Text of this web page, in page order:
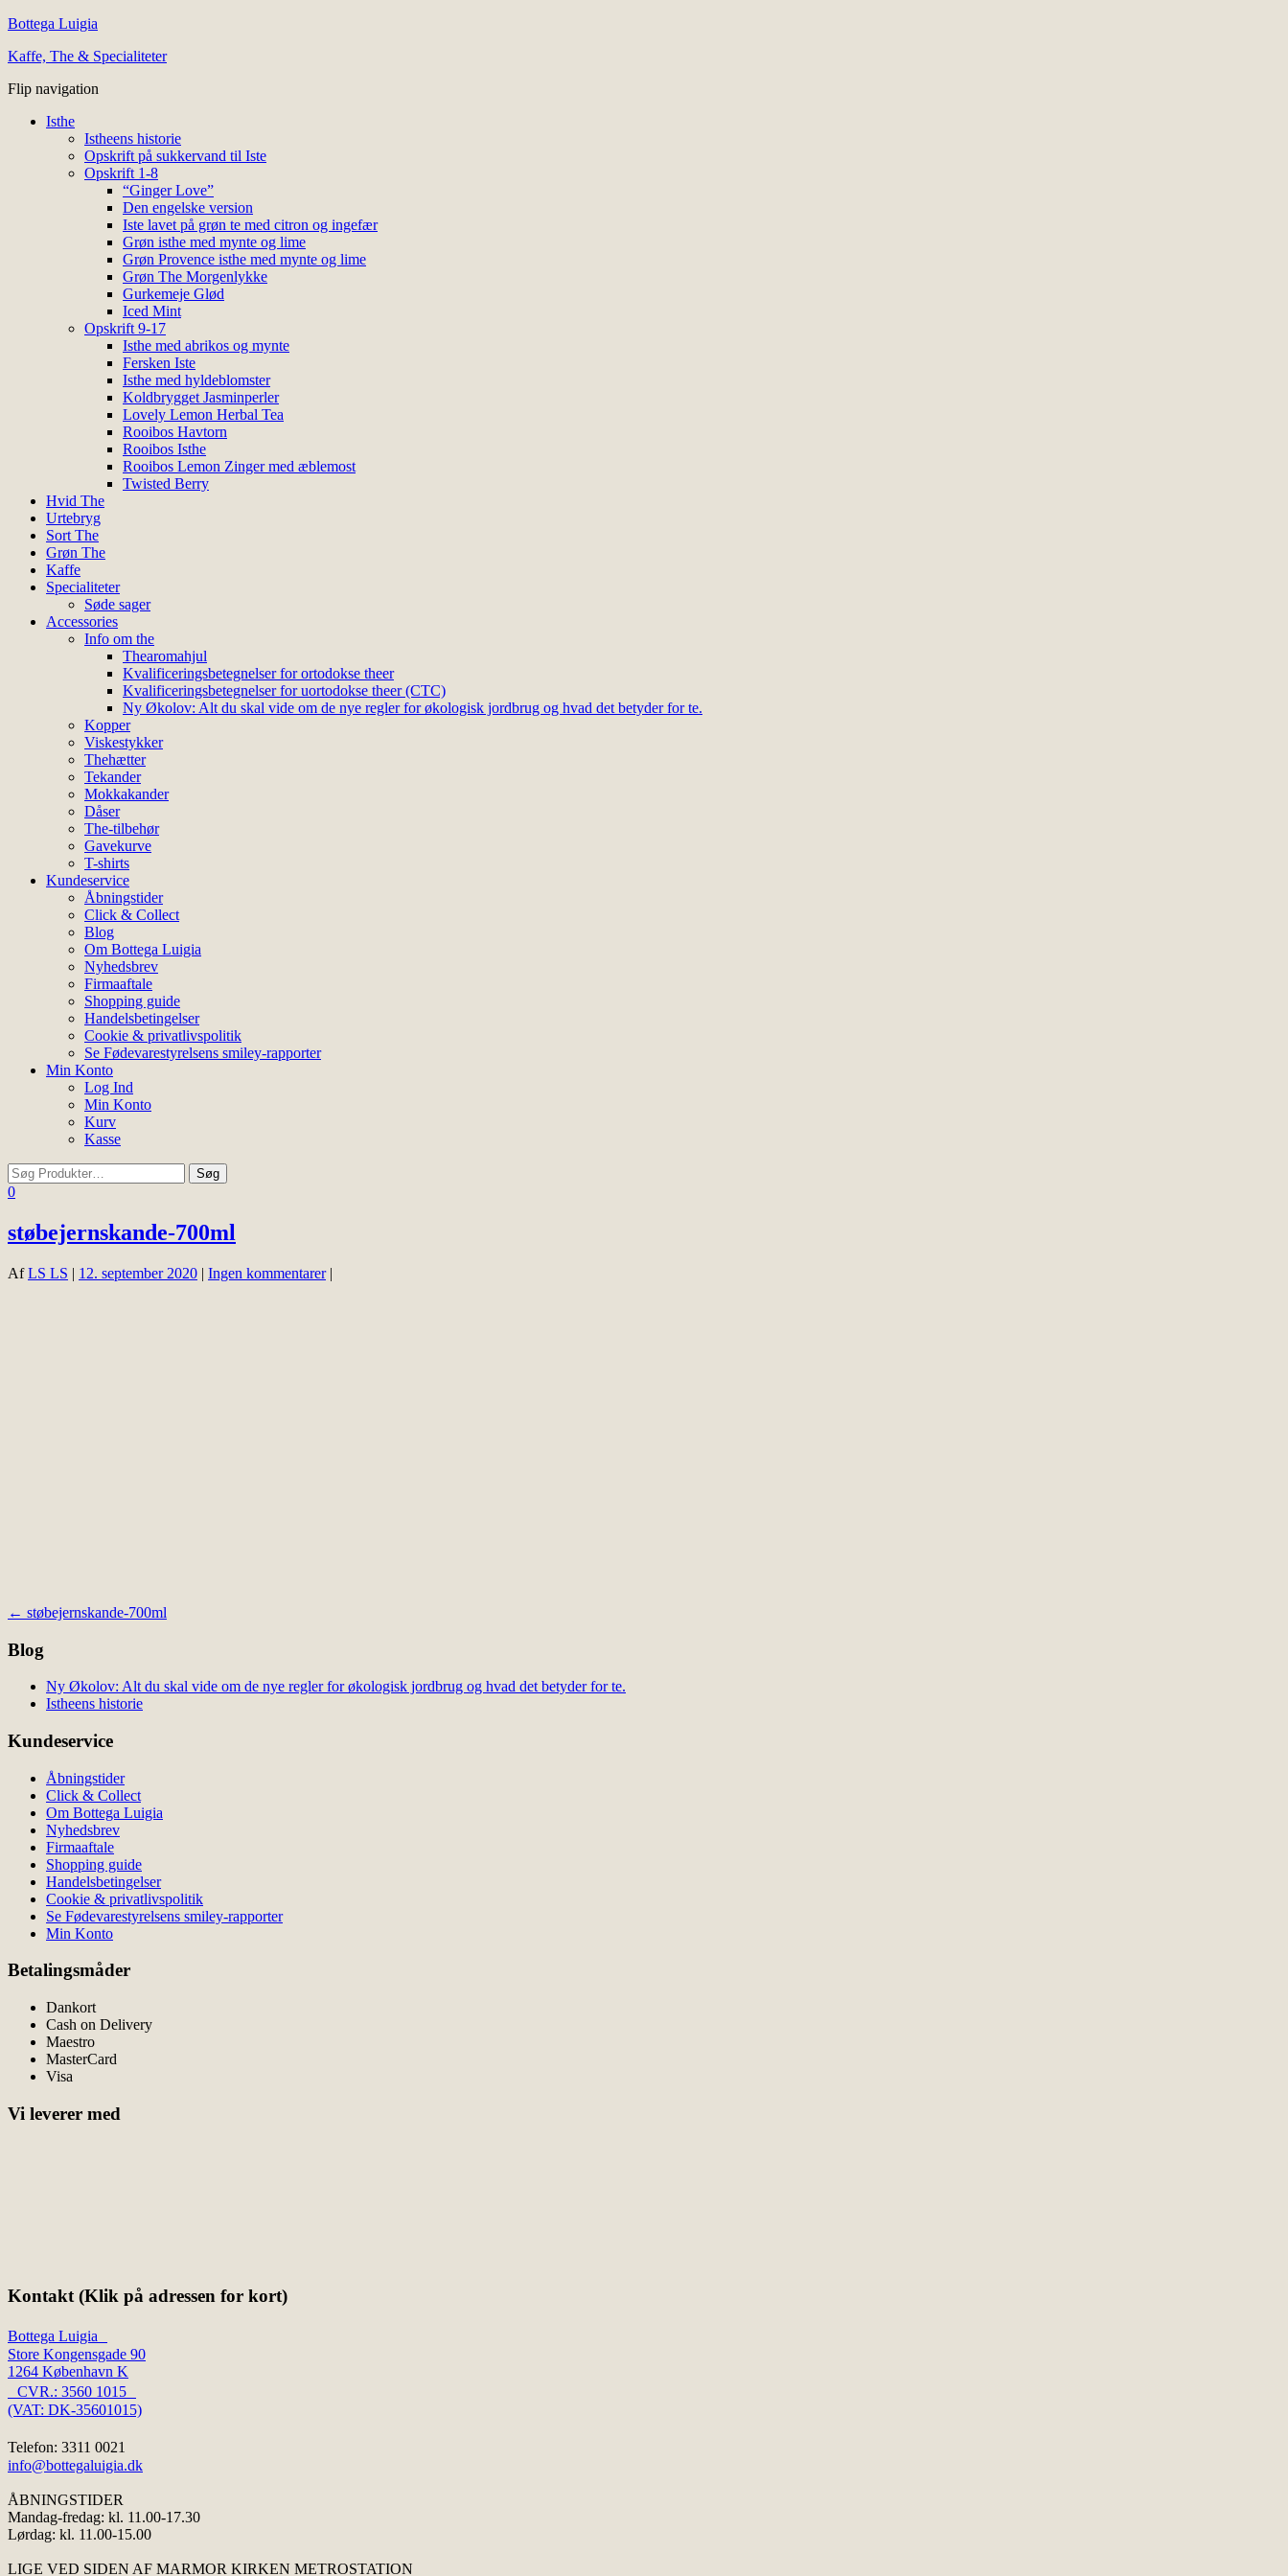
Bottega Luigia
Kaffe, The & Specialiteter
Flip navigation
Isthe
Istheens historie
Opskrift på sukkervand til Iste
Opskrift 1-8
“Ginger Love”
Den engelske version
Iste lavet på grøn te med citron og ingefær
Grøn isthe med mynte og lime
Grøn Provence isthe med mynte og lime
Grøn The Morgenlykke
Gurkemeje Glød
Iced Mint
Opskrift 9-17
Isthe med abrikos og mynte
Fersken Iste
Isthe med hyldeblomster
Koldbrygget Jasminperler
Lovely Lemon Herbal Tea
Rooibos Havtorn
Rooibos Isthe
Rooibos Lemon Zinger med æblemost
Twisted Berry
Hvid The
Urtebryg
Sort The
Grøn The
Kaffe
Specialiteter
Søde sager
Accessories
Info om the
Thearomahjul
Kvalificeringsbetegnelser for ortodokse theer
Kvalificeringsbetegnelser for uortodokse theer (CTC)
Ny Økolov: Alt du skal vide om de nye regler for økologisk jordbrug og hvad det betyder for te.
Kopper
Viskestykker
Thehætter
Tekander
Mokkakander
Dåser
The-tilbehør
Gavekurve
T-shirts
Kundeservice
Åbningstider
Click & Collect
Blog
Om Bottega Luigia
Nyhedsbrev
Firmaaftale
Shopping guide
Handelsbetingelser
Cookie & privatlivspolitik
Se Fødevarestyrelsens smiley-rapporter
Min Konto
Log Ind
Min Konto
Kurv
Kasse
0
støbejernskande-700ml
AfLS LS | 12. september 2020 | Ingen kommentarer|
Indlægsnavigation
← støbejernskande-700ml
Blog
Ny Økolov: Alt du skal vide om de nye regler for økologisk jordbrug og hvad det betyder for te.
Istheens historie
Kundeservice
Åbningstider
Click & Collect
Om Bottega Luigia
Nyhedsbrev
Firmaaftale
Shopping guide
Handelsbetingelser
Cookie & privatlivspolitik
Se Fødevarestyrelsens smiley-rapporter
Min Konto
Betalingsmåder
Dankort
Cash on Delivery
Maestro
MasterCard
Visa
Vi leverer med
Kontakt (Klik på adressen for kort)
Bottega Luigia
Store Kongensgade 90
1264 København K
CVR.: 3560 1015
(VAT: DK-35601015)
Telefon: 3311 0021
info@bottegaluigia.dk
ÅBNINGSTIDER
Mandag-fredag: kl. 11.00-17.30
Lørdag: kl. 11.00-15.00
LIGE VED SIDEN AF MARMOR KIRKEN METROSTATION